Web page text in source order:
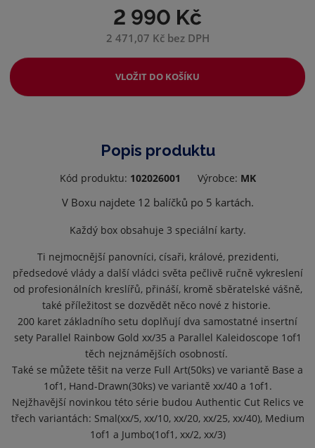
2 990 Kč
2 471,07 Kč bez DPH
VLOŽIT DO KOŠÍKU
Popis produktu
Kód produktu: 102026001 Výrobce: MK
V Boxu najdete 12 balíčků po 5 kartách.
Každý box obsahuje 3 speciální karty.
Ti nejmocnější panovníci, císaři, králové, prezidenti,
předsedové vlády a další vládci světa pečlivě ručně vykreslení
od profesionálních kreslířů, přináší, kromě sběratelské vášně,
také příležitost se dozvědět něco nové z historie.
200 karet základního setu doplňují dva samostatné insertní
sety Parallel Rainbow Gold xx/35 a Parallel Kaleidoscope 1of1
těch nejznámějších osobností.
Také se můžete těšit na verze Full Art(50ks) ve variantě Base a
1of1, Hand-Drawn(30ks) ve variantě xx/40 a 1of1.
Nejžhavější novinkou této série budou Authentic Cut Relics ve
třech variantách: Smal(xx/5, xx/10, xx/20, xx/25, xx/40), Medium
1of1 a Jumbo(1of1, xx/2, xx/3)